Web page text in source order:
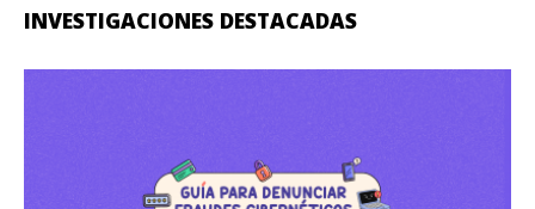
INVESTIGACIONES DESTACADAS